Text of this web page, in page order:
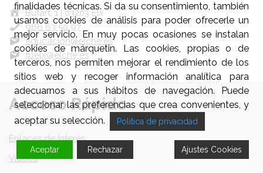
Bufart, 1 | 03203 Elx
966 63 50 97
educacion@elche.es
fpelx@elche.es
Acceso Rápido
Enlaces de Interés
Videos
finalidades técnicas. Si da su consentimiento, también
usamos cookies de análisis para poder ofrecerle un
mejor servicio. En muy pocas ocasiones se instalan
cookies de márquetin. Las cookies, propias o de
terceros, nos permiten mejorar el rendimiento de los
sitios web y recoger información analítica para
adecuarnos a sus hábitos de navegación. Puede
seleccionar las preferencias que crea convenientes, y
aceptar su selección.
Politica de privacidad
Aceptar Rechazar Ajustes Cookies